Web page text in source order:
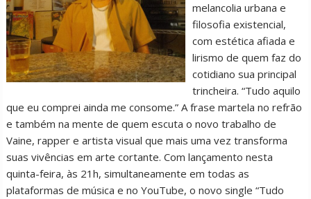
melancolia urbana e
filosofia existencial,
com estética afiada e
lirismo de quem faz do
cotidiano sua principal
trincheira. “Tudo aquilo
que eu comprei ainda me consome.” A frase martela no refrão
e também na mente de quem escuta o novo trabalho de
Vaine, rapper e artista visual que mais uma vez transforma
suas vivências em arte cortante. Com lançamento nesta
quinta-feira, às 21h, simultaneamente em todas as
plataformas de música e no YouTube, o novo single “Tudo